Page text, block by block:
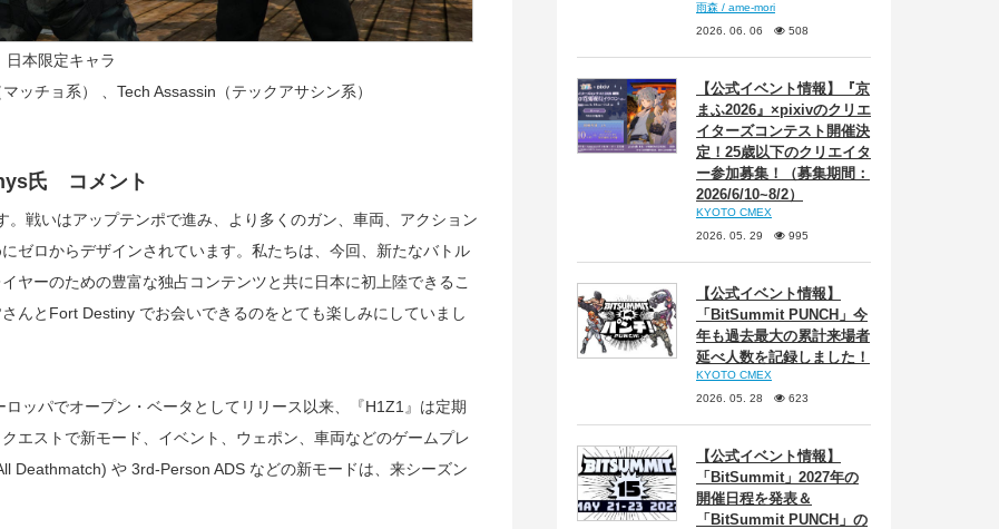
日本限定キャラ
ッチョ系） 、Tech Assassin（テックアサシン系）
氏 コメント
戦いはアップテンポで進み、より多くのガン、車両、アクション
ゼロからデザインされています。私たちは、今回、新たなバトル
ヤーのための豊富な独占コンテンツと共に日本に初上陸できるこ
んとFort Destiny でお会いできるのをとても楽しみにしていまし
ッパでオープン・ベータとしてリリース以来、『H1Z1』は定期
エストで新モード、イベント、ウェポン、車両などのゲームプレ
Deathmatch) や 3rd-Person ADS などの新モードは、来シーズン
雨森 / ame-mori
2026. 06. 06
508
【公式イベント情報】『京
まふ2026』×pixivのクリエ
イターズコンテスト開催決
定！25歳以下のクリエイタ
ー参加募集！（募集期間：
2026/6/10~8/2）
KYOTO CMEX
2026. 05. 29
995
【公式イベント情報】
「BitSummit PUNCH」今
年も過去最大の累計来場者
延べ人数を記録しました！
KYOTO CMEX
2026. 05. 28
623
【公式イベント情報】
「BitSummit」2027年の
開催日程を発表＆
「BitSummit PUNCH」の